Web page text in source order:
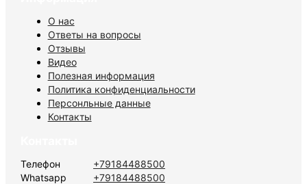
О нас
Ответы на вопросы
Отзывы
Видео
Полезная информация
Политика конфиденциальности
Персонльные данные
Контакты
Телефон
+79184488500
Whatsapp
+79184488500